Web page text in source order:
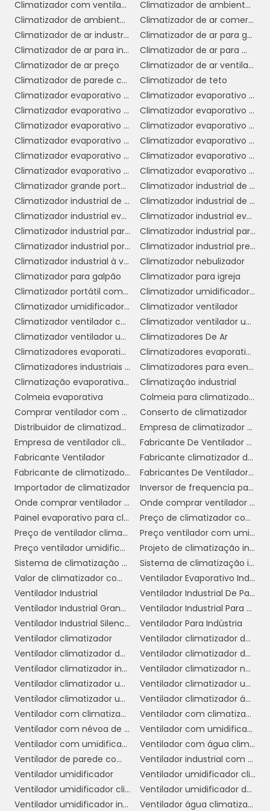
reduzindo o risco de doenças respiratórias e
melhorando o bem-estar geral. Isso é
especialmente importante em indústrias
onde a qualidade do ar pode ser
comprometida por processos de produção.
3. Proteção de Equipamentos e
Produtos:A manutenção de condições
climáticas ideais ajuda a proteger
equipamentos sensíveis e produtos
armazenados. Em setores como o
farmacêutico e alimentício, onde a
temperatura e umidade adequadas são
cruciais para a conservação, um sistema de
climatização eficiente é imprescindível para
evitar perdas financeiras.
4. Satisfação do Cliente:Em ambientes
comerciais, a climatização também
desempenha um papel vital na experiência do
cliente. Lojas e estabelecimentos que
oferecem um ambiente confortável tendem a
atrair mais clientes e aumentar as vendas.
Clientes satisfeitos são mais propensos a
retornar e recomendar o negócio a outras
pessoas.
5. Sustentabilidade e Economia de
Energia:Sistemas modernos de climatização
são projetados para serem energeticamente
eficientes, reduzindo o consumo de energia e,
consequentemente, os custos operacionais.
Isso não apenas ajuda a economizar dinheiro,
mas também contribui para a
sustentabilidade ambiental, alinhando a
empresa às práticas de responsabilidade
social.
Em suma, os benefícios da climatização
industrial são amplos e impactam
diretamente a operação e a rentabilidade de
um negócio. Investir em um sistema de
climatização adequado é uma decisão
estratégica que pode trazer retornos
significativos a curto e longo prazo.
SOLUÇÕES DE
CLIMATIZAÇÃO PARA
DIFERENTES SETORES
A climatização industrial pode ser adaptada
a diferentes setores, cada um com suas
necessidades específicas. Conhecer as
soluções disponíveis é fundamental para
garantir que cada ambiente opere de
Climatizador com ventilador
Climatizador de ambiente industrial
Climatizador de ambientes comerciais
Climatizador de ar comercial
Climatizador de ar industrial
Climatizador de ar para galpão
Climatizador de ar para indústria
Climatizador de ar para mercado
Climatizador de ar preço
Climatizador de ar ventilador
Climatizador de parede comercial
Climatizador de teto
Climatizador evaporativo comercial
Climatizador evaporativo comercial preço
Climatizador evaporativo de ar
Climatizador evaporativo de parede
Climatizador evaporativo de parede preço
Climatizador evaporativo de teto
Climatizador evaporativo industrial
Climatizador evaporativo industrial portátil
Climatizador evaporativo para academia
Climatizador evaporativo portátil
Climatizador evaporativo portátil preço
Climatizador evaporativo valor
Climatizador grande portátil
Climatizador industrial de ar
Climatizador industrial de parede
Climatizador industrial de parede preço
Climatizador industrial evaporativo
Climatizador industrial evaporativo de ambientes portátil
Climatizador industrial para galpão
Climatizador industrial para igrejas
Climatizador industrial portátil
Climatizador industrial preço
Climatizador industrial à venda
Climatizador nebulizador
Climatizador para galpão
Climatizador para igreja
Climatizador portátil com água
Climatizador umidificador industrial
Climatizador umidificador ventilador
Climatizador ventilador
Climatizador ventilador com água
Climatizador ventilador umidificador de ar
Climatizador ventilador umidificador de parede a água
Climatizadores De Ar
Climatizadores evaporativo comercial e industrial
Climatizadores evaporativos
Climatizadores industriais portáteis
Climatizadores para eventos
Climatização evaporativa industrial
Climatização industrial
Colmeia evaporativa
Colmeia para climatizador preço
Comprar ventilador com climatizador
Conserto de climatizador
Distribuidor de climatizador evaporativo
Empresa de climatizador evaporativo
Empresa de ventilador climatizador industrial
Fabricante De Ventilador Climatizador Umidificador
Fabricante Ventilador
Fabricante climatizador de ar
Fabricante de climatizador industrial
Fabricantes De Ventiladores Industriais
Importador de climatizador
Inversor de frequencia para climatizador
Onde comprar ventilador climatizador
Onde comprar ventilador climatizador em sp
Painel evaporativo para climatizador
Preço de climatizador com névoa
Preço de ventilador climatizador industrial
Preço ventilador com umidificador
Preço ventilador umidificador climatizador
Projeto de climatização industrial
Sistema de climatização evaporativa
Sistema de climatização industrial
Valor de climatizador com névoa
Ventilador Evaporativo Industrial
Ventilador Industrial
Ventilador Industrial De Parede
Ventilador Industrial Grande
Ventilador Industrial Para Galpão
Ventilador Industrial Silencioso
Ventilador Para Indústria
Ventilador climatizador
Ventilador climatizador de ar
Ventilador climatizador de coluna
Ventilador climatizador de parede
Ventilador climatizador industrial
Ventilador climatizador nebulizador aspersor de água
Ventilador climatizador umidificador
Ventilador climatizador umidificador industrial
Ventilador climatizador umidificador parede industrial
Ventilador climatizador água
Ventilador com climatizador
Ventilador com climatizador de água
Ventilador com névoa de água preço
Ventilador com umidificador
Ventilador com umidificador industrial
Ventilador com água climatizador
Ventilador de parede com climatizador
Ventilador industrial com umidificador
Ventilador umidificador
Ventilador umidificador climatizador
Ventilador umidificador climatizador de ar com água
Ventilador umidificador de ar industrial
Ventilador umidificador industrial
Ventilador água climatizador